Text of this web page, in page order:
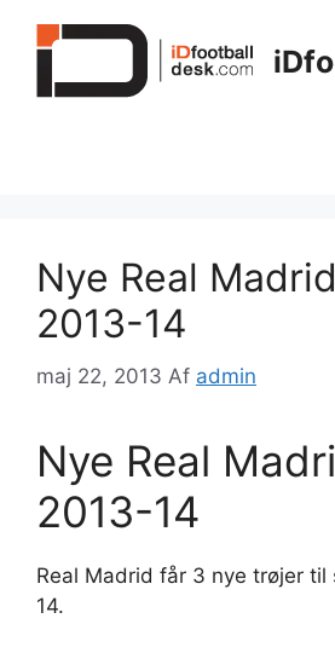
Nye Real
2013-14
maj 22, 2013 Af admin
Nye Real
2013-14
Real Madrid får 3 nye trøjer
14.